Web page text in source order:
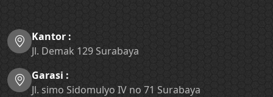
Kantor :
Jl. Demak 129 Surabaya
Garasi :
Jl. simo Sidomulyo IV no 71 Surabaya